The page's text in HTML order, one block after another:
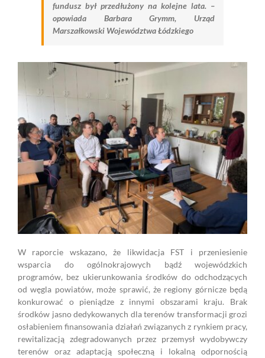
fundusz był przedłużony na kolejne lata. –
opowiada Barbara Grymm, Urząd
Marszałkowski Województwa Łódzkiego
W raporcie wskazano, że likwidacja FST i przeniesienie
wsparcia do ogólnokrajowych bądź wojewódzkich
programów, bez ukierunkowania środków do odchodzących
od węgla powiatów, może sprawić, że regiony górnicze będą
konkurować o pieniądze z innymi obszarami kraju. Brak
środków jasno dedykowanych dla terenów transformacji grozi
osłabieniem finansowania działań związanych z rynkiem pracy,
rewitalizacją zdegradowanych przez przemysł wydobywczy
terenów oraz adaptacją społeczną i lokalną odpornością